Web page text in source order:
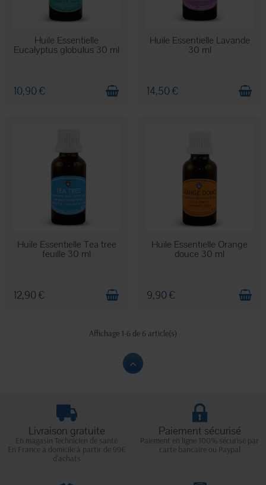
EN STOCK
Huile Essentielle
Eucalyptus globulus 30 ml
10,90 €
EN STOCK
Huile Essentielle Lavande
30 ml
14,50 €
EN STOCK
Huile Essentielle Tea tree
feuille 30 ml
12,90 €
EN STOCK
Huile Essentielle Orange
douce 30 ml
9,90 €
Affichage 1-6 de 6 article(s)
Livraison gratuite
En magasin Technicien de santé
En France à domicile à partir de 99€
d'achats
Paiement sécurisé
Paiement en ligne 100% sécurisé par
carte bancaire ou Paypal